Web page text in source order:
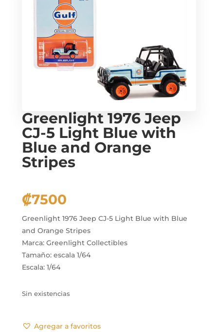
Greenlight 1976 Jeep
CJ-5 Light Blue with
Blue and Orange
Stripes
₡7500
Greenlight 1976 Jeep CJ-5 Light Blue with Blue
and Orange Stripes
Marca: Greenlight Collectibles
Tamaño: escala 1/64
Escala: 1/64
Sin existencias
Agregar a favoritos